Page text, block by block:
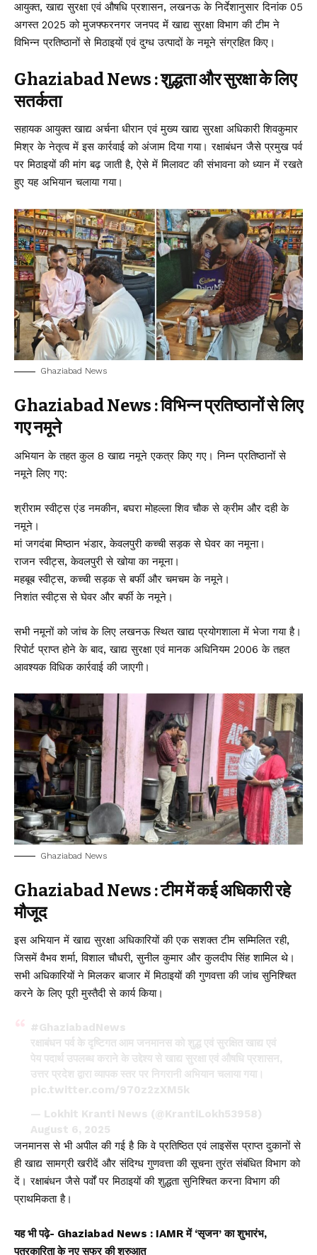
आयुक्त, खाद्य सुरक्षा एवं औषधि प्रशासन, लखनऊ के निर्देशानुसार दिनांक 05
अगस्त 2025 को मुजफ्फरनगर जनपद में खाद्य सुरक्षा विभाग की टीम ने
विभिन्न प्रतिष्ठानों से मिठाइयों एवं दुग्ध उत्पादों के नमूने संग्रहित किए।
Ghaziabad News : शुद्धता और सुरक्षा के लिए
सतर्कता
सहायक आयुक्त खाद्य अर्चना धीरान एवं मुख्य खाद्य सुरक्षा अधिकारी शिवकुमार
मिश्र के नेतृत्व में इस कार्रवाई को अंजाम दिया गया। रक्षाबंधन जैसे प्रमुख पर्व
पर मिठाइयों की मांग बढ़ जाती है, ऐसे में मिलावट की संभावना को ध्यान में रखते
हुए यह अभियान चलाया गया।
Ghaziabad News
Ghaziabad News : विभिन्न प्रतिष्ठानों से लिए
गए नमूने
अभियान के तहत कुल 8 खाद्य नमूने एकत्र किए गए। निम्न प्रतिष्ठानों से
नमूने लिए गए:
श्रीराम स्वीट्स एंड नमकीन, बघरा मोहल्ला शिव चौक से क्रीम और दही के
नमूने।
मां जगदंबा मिष्ठान भंडार, केवलपुरी कच्ची सड़क से घेवर का नमूना।
राजन स्वीट्स, केवलपुरी से खोया का नमूना।
महबूब स्वीट्स, कच्ची सड़क से बर्फी और चमचम के नमूने।
निशांत स्वीट्स से घेवर और बर्फी के नमूने।
सभी नमूनों को जांच के लिए लखनऊ स्थित खाद्य प्रयोगशाला में भेजा गया है।
रिपोर्ट प्राप्त होने के बाद, खाद्य सुरक्षा एवं मानक अधिनियम 2006 के तहत
आवश्यक विधिक कार्रवाई की जाएगी।
Ghaziabad News
Ghaziabad News : टीम में कई अधिकारी रहे
मौजूद
इस अभियान में खाद्य सुरक्षा अधिकारियों की एक सशक्त टीम सम्मिलित रही,
जिसमें वैभव शर्मा, विशाल चौधरी, सुनील कुमार और कुलदीप सिंह शामिल थे।
सभी अधिकारियों ने मिलकर बाजार में मिठाइयों की गुणवत्ता की जांच सुनिश्चित
करने के लिए पूरी मुस्तैदी से कार्य किया।
#GhaziabadNews
रक्षाबंधन पर्व के दृष्टिगत आम जनमानस को शुद्ध एवं सुरक्षित खाद्य एवं
पेय पदार्थ उपलब्ध कराने के उद्देश्य से खाद्य सुरक्षा एवं औषधि प्रशासन,
उत्तर प्रदेश द्वारा व्यापक स्तर पर निगरानी अभियान चलाया गया।
pic.twitter.com/970z2zXM5k
— Lokhit Kranti News (@KrantiLokh53958)
August 6, 2025
जनमानस से भी अपील की गई है कि वे प्रतिष्ठित एवं लाइसेंस प्राप्त दुकानों से
ही खाद्य सामग्री खरीदें और संदिग्ध गुणवत्ता की सूचना तुरंत संबंधित विभाग को
दें। रक्षाबंधन जैसे पर्वों पर मिठाइयों की शुद्धता सुनिश्चित करना विभाग की
प्राथमिकता है।
यह भी पढ़े- Ghaziabad News : IAMR में ‘सृजन’ का शुभारंभ,
पत्रकारिता के नए सफर की शुरुआत